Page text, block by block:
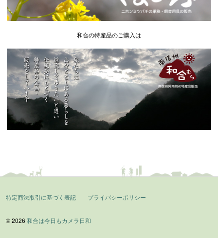
和合の特産品のご購入は
特定商法取引に基づく表記 プライバシーポリシー
© 2026 和合は今日もカメラ日和